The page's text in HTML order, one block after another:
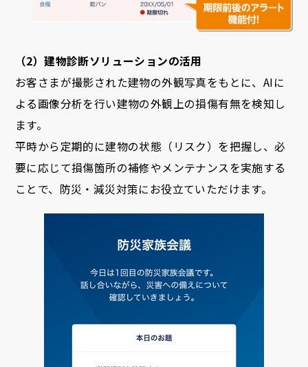
（2）建物診断ソリューションの活用
お客さまが撮影された建物の外観写真をもとに、AIに
よる画像分析を行い建物の外観上の損傷有無を検知し
ます。
平時から定期的に建物の状態（リスク）を把握し、必
要に応じて損傷箇所の補修やメンテナンスを実施する
ことで、防災・減災対策にお役立ていただけます。